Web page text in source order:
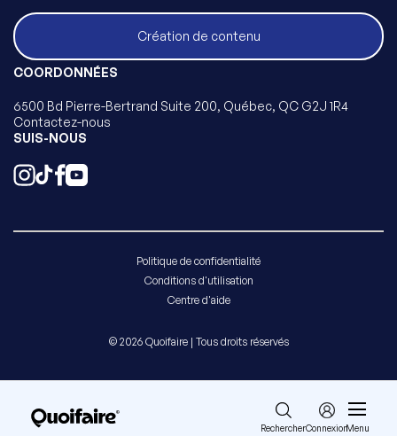
RechercherConnexionMenu
Création de contenu
COORDONNÉES
6500 Bd Pierre-Bertrand Suite 200, Québec, QC G2J 1R4
Contactez-nous
SUIS-NOUS
Politique de confidentialité
Conditions d'utilisation
Centre d'aide
© 2026 Quoifaire | Tous droits réservés